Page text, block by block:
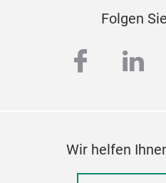
Folgen
Wir helfen